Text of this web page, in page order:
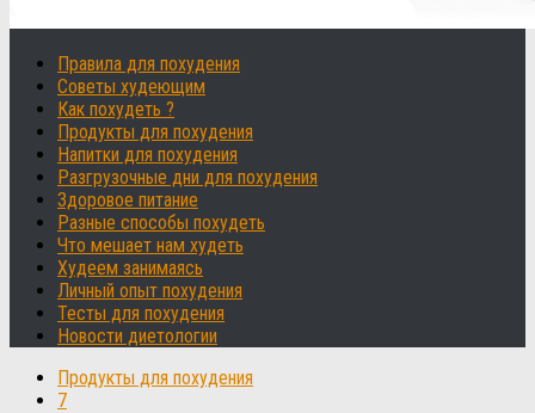
Правила для похудения
Советы худеющим
Как похудеть ?
Продукты для похудения
Напитки для похудения
Разгрузочные дни для похудения
Здоровое питание
Разные способы похудеть
Что мешает нам худеть
Худеем занимаясь
Личный опыт похудения
Тесты для похудения
Новости диетологии
Продукты для похудения
7